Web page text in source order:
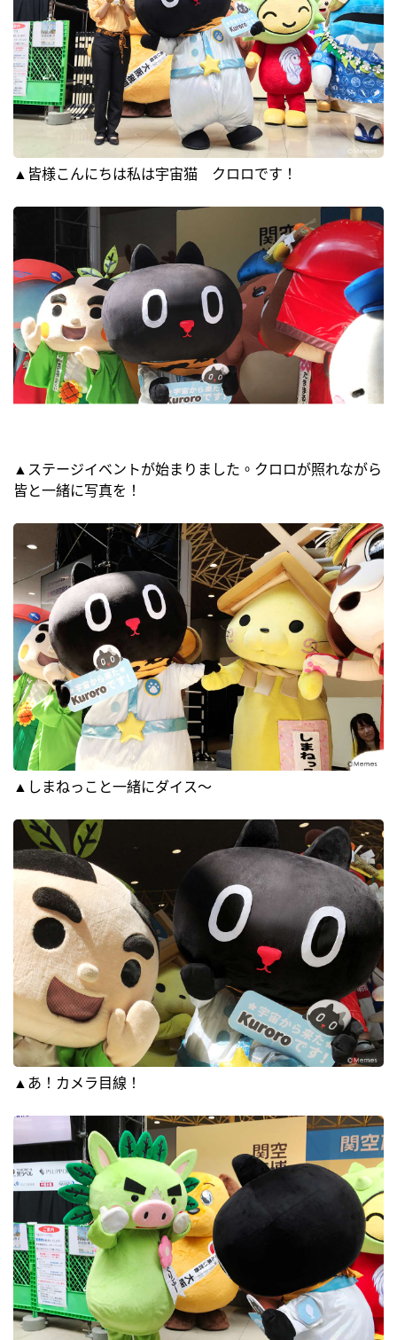
▲皆様こんにちは私は宇宙猫 クロロです！
▲ステージイベントが始まりました。クロロが照れながら
皆と一緒に写真を！
▲しまねっこと一緒にダイス～
▲あ！カメラ目線！